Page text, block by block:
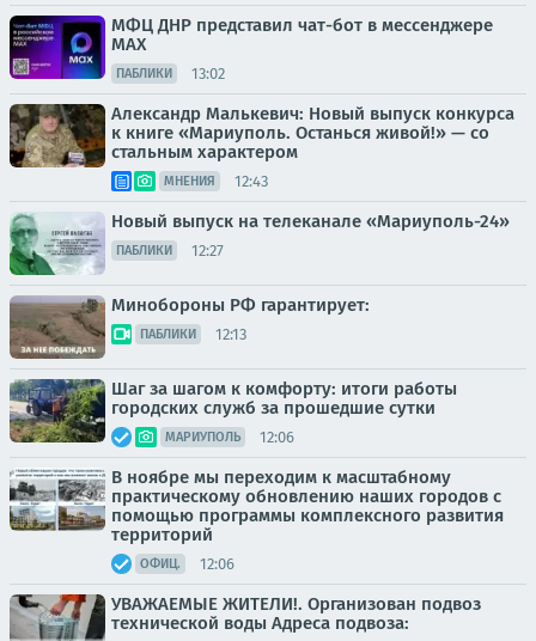
МФЦ ДНР представил чат-бот в мессенджере
MAX
ПАБЛИКИ 13:02
Александр Малькевич: Новый выпуск конкурса
к книге «Мариуполь. Останься живой!» — со
стальным характером
МНЕНИЯ 12:43
Новый выпуск на телеканале «Мариуполь-24»
ПАБЛИКИ 12:27
Минобороны РФ гарантирует:
ПАБЛИКИ 12:13
Шаг за шагом к комфорту: итоги работы
городских служб за прошедшие сутки
МАРИУПОЛЬ 12:06
В ноябре мы переходим к масштабному
практическому обновлению наших городов с
помощью программы комплексного развития
территорий
ОФИЦ. 12:06
УВАЖАЕМЫЕ ЖИТЕЛИ!. Организован подвоз
технической воды Адреса подвоза: